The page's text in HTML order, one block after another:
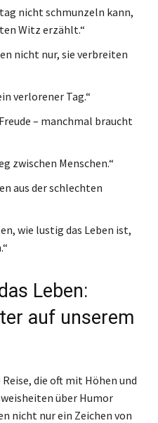
nicht schmunzeln kann,
Witz erzählt.“
nicht nur, sie verbreiten
verlorener Tag.“
– manchmal braucht
zwischen Menschen.“
aus der schlechten
wie lustig das Leben ist,
Leben:
auf unserem
die oft mit Höhen und
über Humor
nicht nur ein Zeichen von